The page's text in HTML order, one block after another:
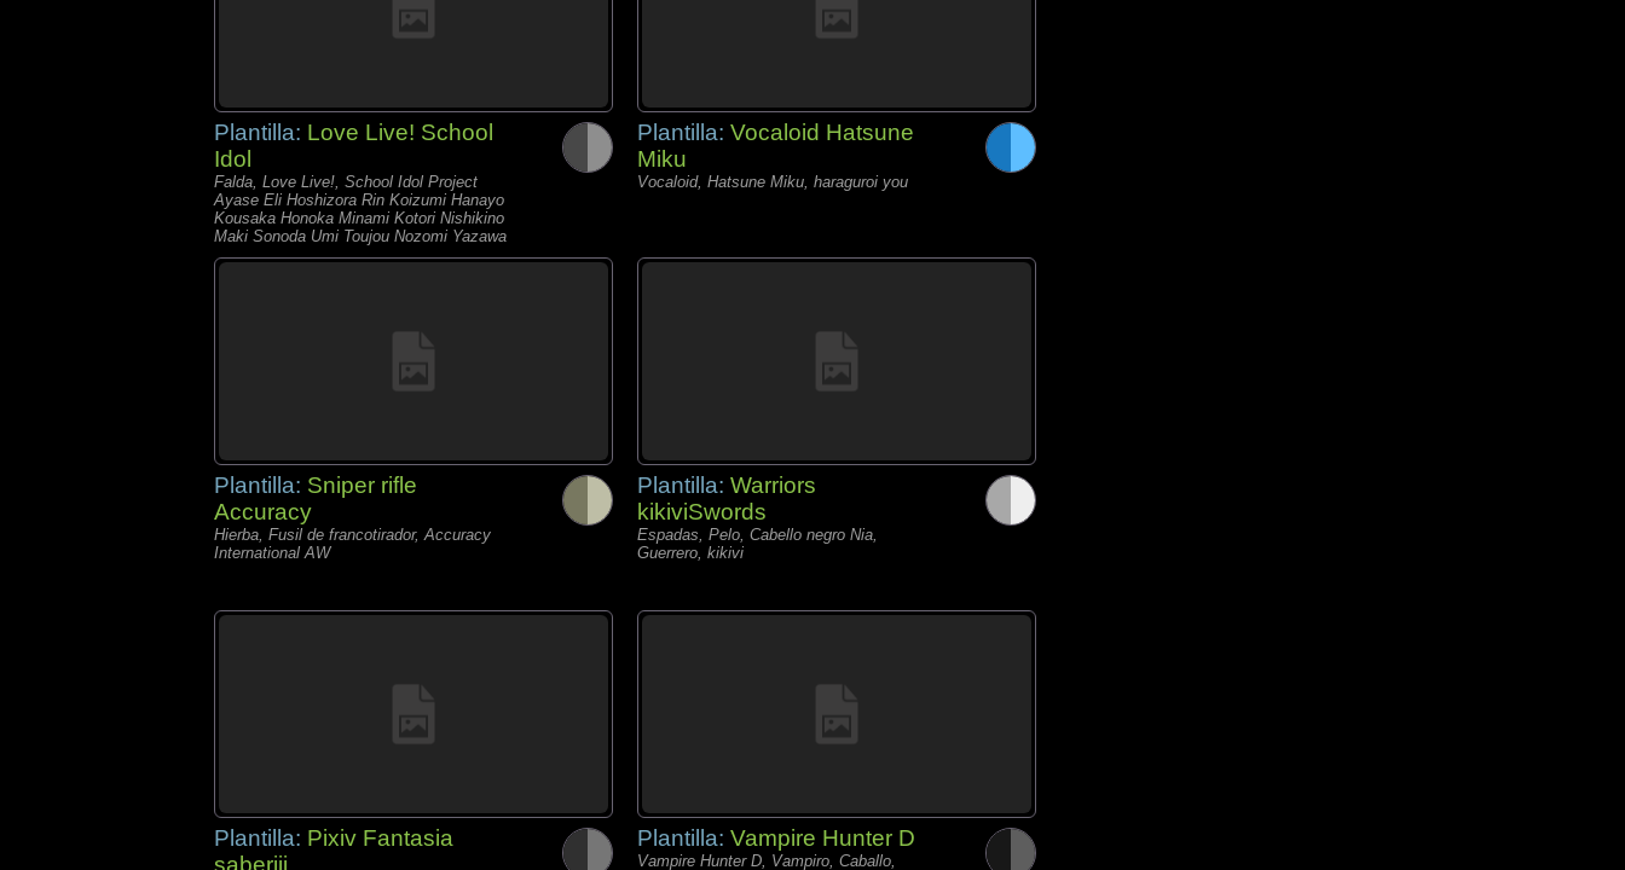
Plantilla: Love Live! School
Idol
Falda, Love Live!, School Idol Project
Ayase Eli Hoshizora Rin Koizumi Hanayo
Kousaka Honoka Minami Kotori Nishikino
Maki Sonoda Umi Toujou Nozomi Yazawa
Nico
Plantilla: Vocaloid Hatsune
Miku
Vocaloid, Hatsune Miku, haraguroi you
Plantilla: Sniper rifle
Accuracy
Hierba, Fusil de francotirador, Accuracy
International AW
Plantilla: Warriors
kikiviSwords
Espadas, Pelo, Cabello negro Nia,
Guerrero, kikivi
Plantilla: Pixiv Fantasia
saberiii
Plantilla: Vampire Hunter D
Vampire Hunter D, Vampiro, Caballo,